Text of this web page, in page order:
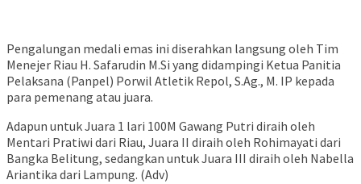
Pengalungan medali emas ini diserahkan langsung oleh Tim
Menejer Riau H. Safarudin M.Si yang didampingi Ketua Panitia
Pelaksana (Panpel) Porwil Atletik Repol, S.Ag., M. IP kepada
para pemenang atau juara.
Adapun untuk Juara 1 lari 100M Gawang Putri diraih oleh
Mentari Pratiwi dari Riau, Juara II diraih oleh Rohimayati dari
Bangka Belitung, sedangkan untuk Juara III diraih oleh Nabella
Ariantika dari Lampung. (Adv)